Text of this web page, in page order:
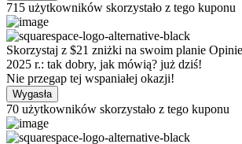
715 użytkowników skorzystało z tego kuponu
Skorzystaj z $21 zniżki na swoim planie
2025 r.: tak dobry, jak mówią? już dziś!
Nie przegap tej wspaniałej okazji!
Wygasła
70 użytkowników skorzystało z tego kuponu